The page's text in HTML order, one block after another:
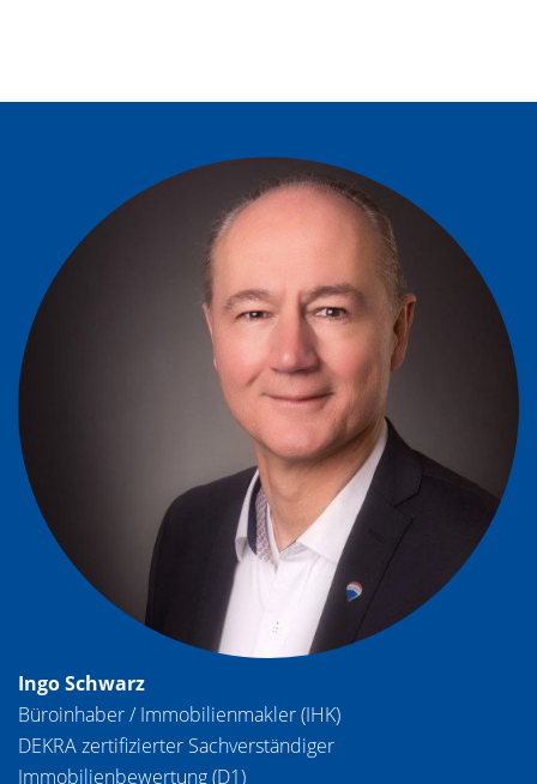
Ingo Schwarz
Büroinhaber / Immobilienmakler (IHK)
DEKRA zertifizierter Sachverständiger
Immobilienbewertung (D1)